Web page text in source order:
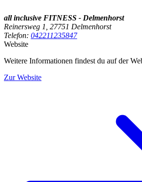
all inclusive FITNESS - Delmenhorst
Reinersweg 1, 27751 Delmenhorst
Telefon: 042211235847
Website
Weitere Informationen findest du auf der
Zur Website